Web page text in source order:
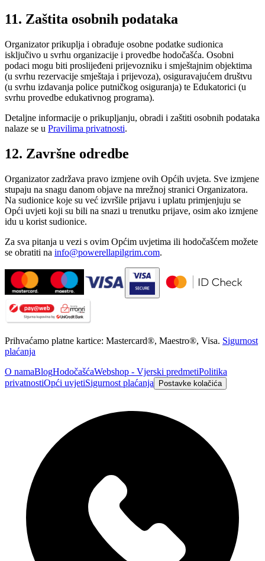
11. Zaštita osobnih podataka
Organizator prikuplja i obrađuje osobne podatke sudionica
isključivo u svrhu organizacije i provedbe hodočašća. Osobni
podaci mogu biti proslijeđeni prijevozniku i smještajnim objektima
(u svrhu rezervacije smještaja i prijevoza), osiguravajućem društvu
(u svrhu izdavanja police putničkog osiguranja) te Edukatorici (u
svrhu provedbe edukativnog programa).
Detaljne informacije o prikupljanju, obradi i zaštiti osobnih podataka
nalaze se u Pravilima privatnosti.
12. Završne odredbe
Organizator zadržava pravo izmjene ovih Općih uvjeta. Sve izmjene
stupaju na snagu danom objave na mrežnoj stranici Organizatora.
Na sudionice koje su već izvršile prijavu i uplatu primjenjuju se
Opći uvjeti koji su bili na snazi u trenutku prijave, osim ako izmjene
idu u korist sudionice.
Za sva pitanja u vezi s ovim Općim uvjetima ili hodočašćem možete
se obratiti na info@powerellapilgrim.com.
Prihvaćamo platne kartice: Mastercard®, Maestro®, Visa. Sigurnost
plaćanja
O namaBlogHodočašćaWebshop - Vjerski predmetiPolitika
privatnostiOpći uvjetiSigurnost plaćanja Postavke kolačića